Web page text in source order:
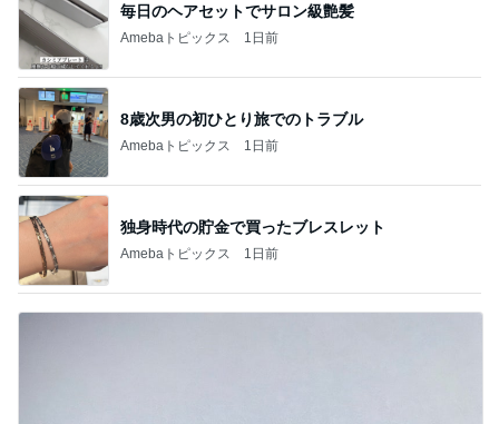
毎日のヘアセットでサロン級艶髪
Amebaトピックス 1日前
8歳次男の初ひとり旅でのトラブル
Amebaトピックス 1日前
独身時代の貯金で買ったブレスレット
Amebaトピックス 1日前